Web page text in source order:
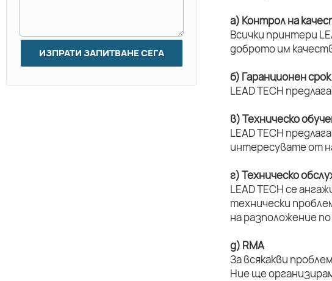
а) Контрол на
Всички принтери
доброто им
б) Гаранционен срок
LEAD TECH
в) Техническо
LEAD TECH
интересувате от
г) Техническо
LEAD TECH се
технически
на разположение
д) RMA
За всякакви
Ние ще
ИЗПРАТИ ЗАПИТВАНЕ СЕГА